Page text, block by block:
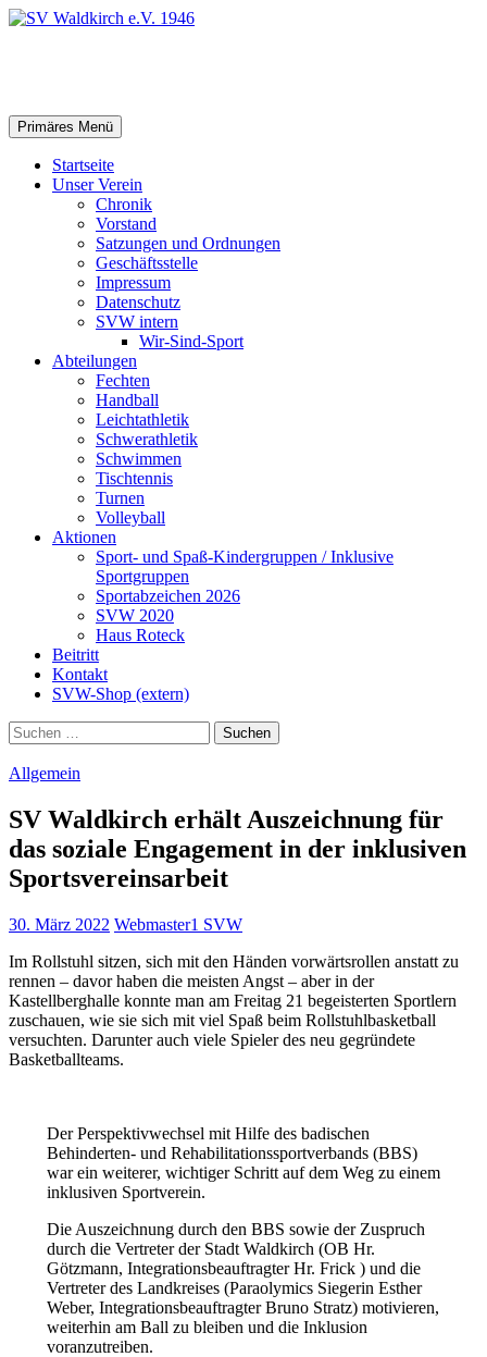
Zum
Suchen
Primäres Menü
Startseite
Unser Verein
Chronik
Vorstand
Satzungen und Ordnungen
Geschäftsstelle
Impressum
Datenschutz
SVW intern
Wir-Sind-Sport
Abteilungen
Fechten
Handball
Leichtathletik
Schwerathletik
Schwimmen
Tischtennis
Turnen
Volleyball
Aktionen
Sport- und Spaß-Kindergruppen / Inklusive
Sportgruppen
Sportabzeichen 2026
SVW 2020
Haus Roteck
Beitritt
Kontakt
SVW-Shop (extern)
Suchen
nach:
Allgemein
SV Waldkirch erhält Auszeichnung für
das soziale Engagement in der inklusiven
Sportsvereinsarbeit
30. März 2022 Webmaster1 SVW
Im Rollstuhl sitzen, sich mit den Händen vorwärtsrollen anstatt zu
rennen – davor haben die meisten Angst – aber in der
Kastellberghalle konnte man am Freitag 21 begeisterten Sportlern
zuschauen, wie sie sich mit viel Spaß beim Rollstuhlbasketball
versuchten. Darunter auch viele Spieler des neu gegründete
Basketballteams.
Der Perspektivwechsel mit Hilfe des badischen
Behinderten- und Rehabilitationssportverbands (BBS)
war ein weiterer, wichtiger Schritt auf dem Weg zu einem
inklusiven Sportverein.
Die Auszeichnung durch den BBS sowie der Zuspruch
durch die Vertreter der Stadt Waldkirch (OB Hr.
Götzmann, Integrationsbeauftragter Hr. Frick ) und die
Vertreter des Landkreises (Paraolymics Siegerin Esther
Weber, Integrationsbeauftragter Bruno Stratz) motivieren,
weiterhin am Ball zu bleiben und die Inklusion
voranzutreiben.